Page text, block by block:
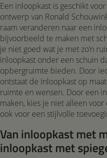
Een inloopkast is geschikt
ontwerp van Ronald
raam veranderen naar een
bijvoorbeeld te maken met
je niet goed wat je met zo’n
inloopkast onder een schuin
opbergruimte bieden. Door
ontstaat de inloopkast op
ruimte en wensen. Door een
maken, kies je niet alleen
ook voor een stijlvolle
Van inloopkast met
inloopkast met